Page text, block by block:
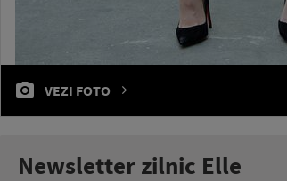
VEZI FOTO
Newsletter zilnic Elle